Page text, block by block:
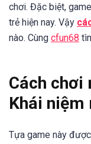
chơi. Đặc biệt,
trẻ hiện nay. Vậy
nào. Cùng cfun68
Cách chơi
Khái niệm
Tựa game này